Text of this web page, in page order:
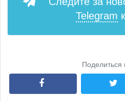
Telegram
Поделиться